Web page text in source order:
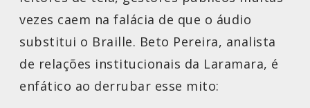
vezes caem na falácia de que o áudio
substitui o Braille. Beto Pereira, analista
de relações institucionais da Laramara, é
enfático ao derrubar esse mito: